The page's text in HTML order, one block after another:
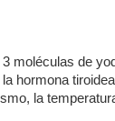
3 moléculas de
hormona
la